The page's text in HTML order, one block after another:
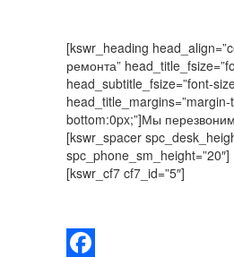
[kswr_heading
ремонта”
head_subtitle_fsize=”font-
bottom:0px;”]Мы
[kswr_spacer
spc_phone_sm_height=”20″]
[kswr_cf7 cf7_id=”5″]